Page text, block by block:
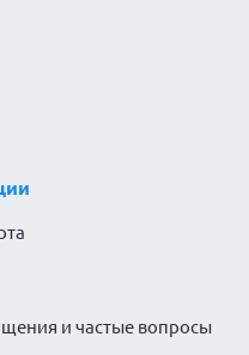
и частые вопросы